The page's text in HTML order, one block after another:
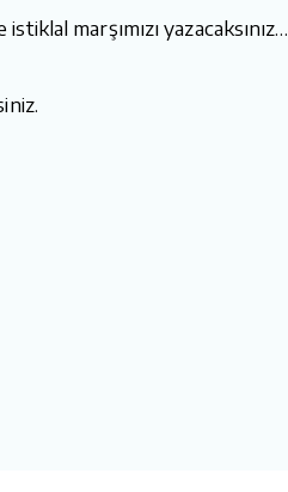
marşımızı yazacaksınız…